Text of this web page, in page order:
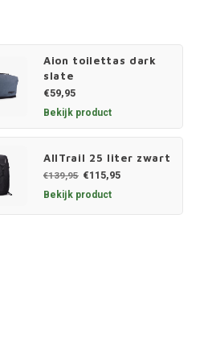
Aion toilettas dark
slate
€59,95
Bekijk product
AllTrail 25 liter zwart
€139,95 €115,95
Bekijk product